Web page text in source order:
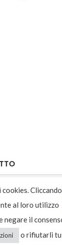
al loro utilizzo
negare il
o rifiutarli